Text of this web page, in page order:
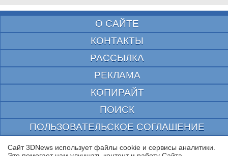
О САЙТЕ
КОНТАКТЫ
РАССЫЛКА
РЕКЛАМА
КОПИРАЙТ
ПОИСК
ПОЛЬЗОВАТЕЛЬСКОЕ СОГЛАШЕНИЕ
ЗАЩИЩЕНО CURATOR
Сайт 3DNews использует файлы cookie и сервисы аналитики.